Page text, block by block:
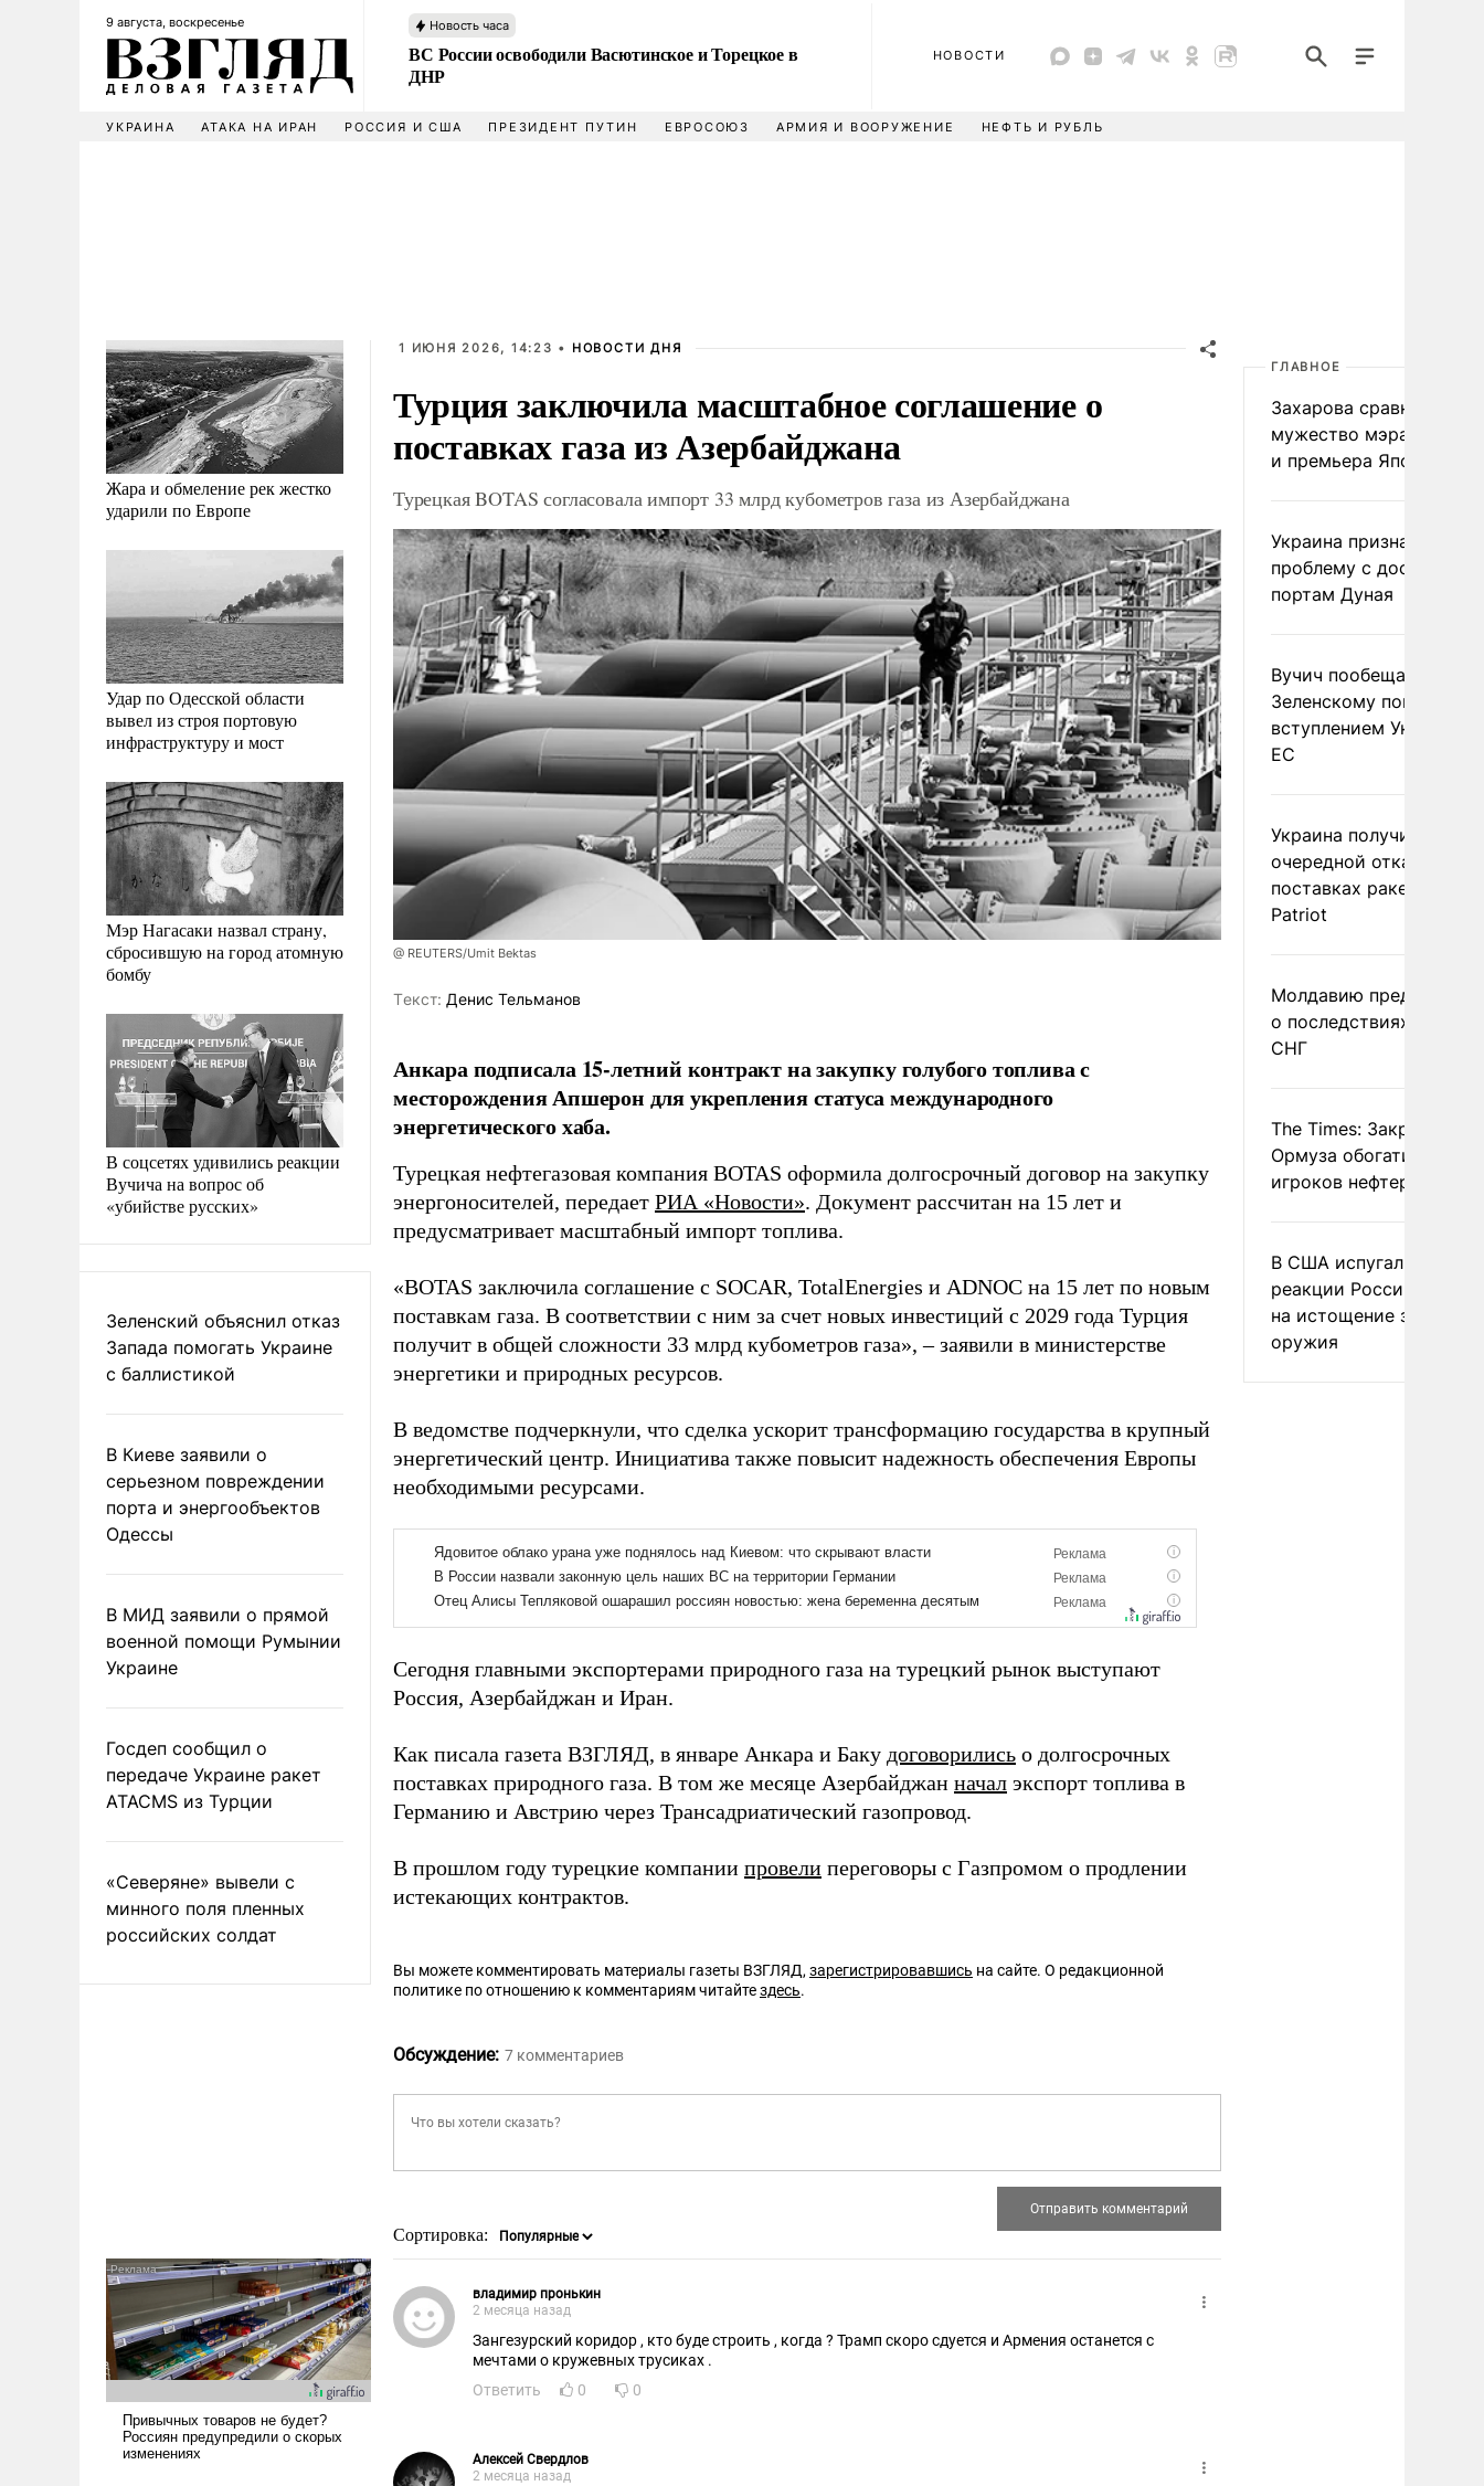
9 августа, воскресенье Новость часа
ВС России освободили Васютинское и Торецкое в
ДНР
НОВОСТИ
УКРАИНА АТАКА НА ИРАН РОССИЯ И США ПРЕЗИДЕНТ ПУТИН ЕВРОСОЮЗ АРМИЯ И ВООРУЖЕНИЕ НЕФТЬ И РУБЛЬ
Жара и обмеление рек жестко
ударили по Европе
Удар по Одесской области
вывел из строя портовую
инфраструктуру и мост
Мэр Нагасаки назвал страну,
сбросившую на город атомную
бомбу
В соцсетях удивились реакции
Вучича на вопрос об
«убийстве русских»
Зеленский объяснил отказ
Запада помогать Украине
с баллистикой
В Киеве заявили о
серьезном повреждении
порта и энергообъектов
Одессы
В МИД заявили о прямой
военной помощи Румынии
Украине
Госдеп сообщил о
передаче Украине ракет
ATACMS из Турции
«Северяне» вывели с
минного поля пленных
российских солдат
1 ИЮНЯ 2026, 14:23 • НОВОСТИ ДНЯ
Турция заключила масштабное соглашение о
поставках газа из Азербайджана
Турецкая BOTAS согласовала импорт 33 млрд кубометров газа из Азербайджана
@ REUTERS/Umit Bektas
Tекст: Денис Тельманов
Анкара подписала 15-летний контракт на закупку голубого топлива с
месторождения Апшерон для укрепления статуса международного
энергетического хаба.
Турецкая нефтегазовая компания BOTAS оформила долгосрочный договор на закупку
энергоносителей, передает РИА «Новости». Документ рассчитан на 15 лет и
предусматривает масштабный импорт топлива.
«BOTAS заключила соглашение с SOCAR, TotalEnergies и ADNOC на 15 лет по новым
поставкам газа. В соответствии с ним за счет новых инвестиций с 2029 года Турция
получит в общей сложности 33 млрд кубометров газа», – заявили в министерстве
энергетики и природных ресурсов.
В ведомстве подчеркнули, что сделка ускорит трансформацию государства в крупный
энергетический центр. Инициатива также повысит надежность обеспечения Европы
необходимыми ресурсами.
Сегодня главными экспортерами природного газа на турецкий рынок выступают
Россия, Азербайджан и Иран.
Как писала газета ВЗГЛЯД, в январе Анкара и Баку договорились о долгосрочных
поставках природного газа. В том же месяце Азербайджан начал экспорт топлива в
Германию и Австрию через Трансадриатический газопровод.
В прошлом году турецкие компании провели переговоры с Газпромом о продлении
истекающих контрактов.
Вы можете комментировать материалы газеты ВЗГЛЯД,зарегистрировавшись на сайте. О редакционной
политике по отношению к комментариям читайтездесь.
Обсуждение: 7 комментариев
Сортировка:
владимир пронькин
2 месяца назад
Зангезурский коридор , кто буде строить , когда ? Трамп скоро сдуется и Армения останется с
мечтами о кружевных трусиках .
Ответить
0 0
Алексей Свердлов
2 месяца назад
ГЛАВНОЕ
Захарова сравнила
мужество мэра
и премьера Японии
Украина признала
проблему с доступом к
портам Дуная
Вучич пообещал
Зеленскому помочь со
вступлением Украины в
ЕС
Украина получила
очередной отказ в
поставках ракет для
Patriot
Молдавию
о последствиях выхода
СНГ
The Times: Закрытие
Ормуза обогатило
игроков нефтерынка
В США испугались
реакции России и
на истощение запасов
оружия